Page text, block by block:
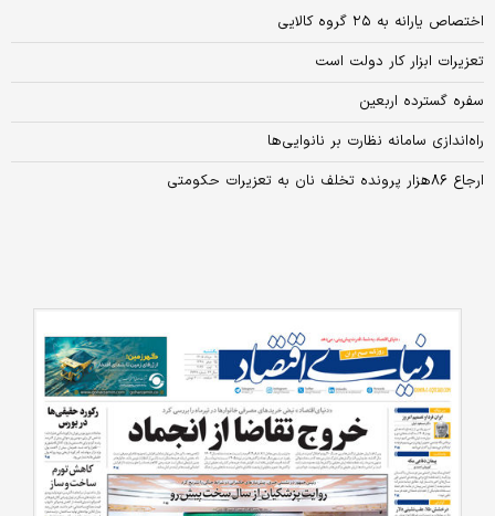
اختصاص یارانه به ۲۵ گروه کالایی
تعزیرات ابزار کار دولت است
سفره گسترده اربعین
راه‌اندازی سامانه نظارت بر نانوایی‌ها
ارجاع ۸۶هزار پرونده تخلف نان به تعزیرات حکومتی